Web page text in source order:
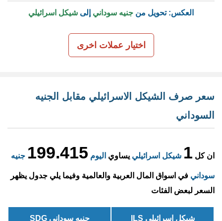
العكس: تحويل من جنيه سوداني إلى شيكل اسرائيلي
اختيار عملات اخرى
سعر صرف الشيكل الاسرائيلي مقابل الجنيه
السوداني
ان كل 1 شيكل اسرائيلي يساوي اليوم 199.415 جنيه
سوداني في اسواق المال العربية والعالمية وفيما يلي جدول يظهر
السعر لبعض الفئات
شيكل اسرائيلي ILS جنيه سوداني SDG